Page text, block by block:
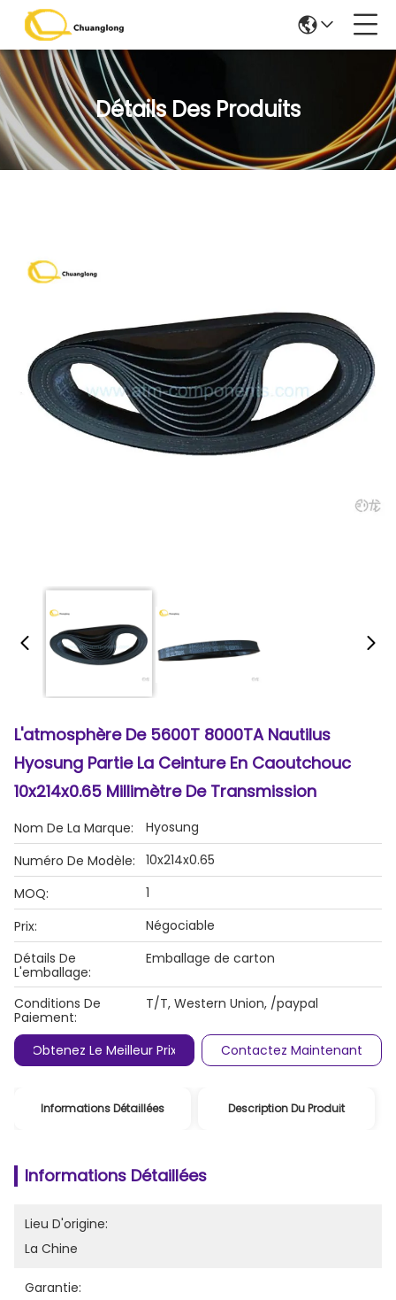
Détails Des Produits
L'atmosphère De 5600T 8000TA Nautilus
Hyosung Partie La Ceinture En Caoutchouc
10x214x0.65 Millimètre De Transmission
Nom De La Marque:
Hyosung
Numéro De Modèle:
10x214x0.65
MOQ:
1
Prix:
Négociable
Détails De
L'emballage:
Emballage de carton
Conditions De
Paiement:
T/T, Western Union, /paypal
Obtenez Le Meilleur Prix Contactez Maintenant
Informations Détaillées Description Du Produit
Informations Détaillées
Lieu D'origine:
La Chine
Garantie: